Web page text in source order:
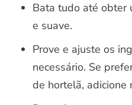
Bata tudo até obter
e suave.
Prove e ajuste os
necessário. Se
de hortelã, adicione